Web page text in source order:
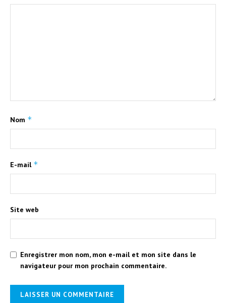
Nom *
E-mail *
Site web
Enregistrer mon nom, mon e-mail et mon site dans le
navigateur pour mon prochain commentaire.